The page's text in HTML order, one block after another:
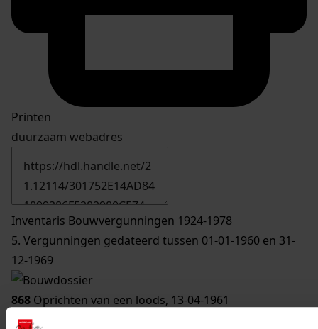
Printen
duurzaam webadres
Inventaris Bouwvergunningen 1924-1978
5. Vergunningen gedateerd tussen 01-01-1960 en 31-
12-1969
868 Oprichten van een loods, 13-04-1961
Datering